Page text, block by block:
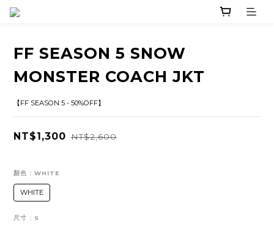
FF SEASON 5 SNOW
MONSTER COACH JKT
【FF SEASON 5 - 50%OFF】
NT$1,300 NT$2,600
顏色 : WHITE
WHITE
尺寸 : S